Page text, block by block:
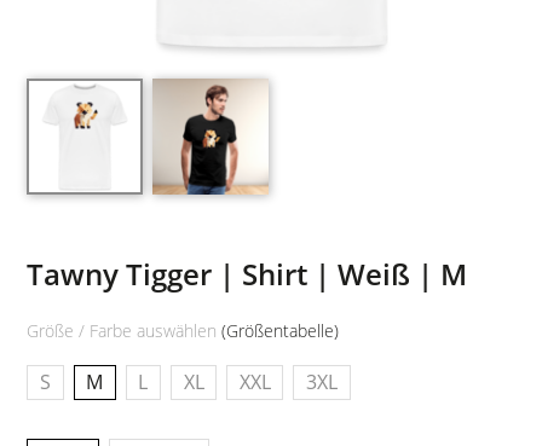
Tawny Tigger | Shirt | Weiß | M
Größe / Farbe auswählen(Größentabelle)
S M L XL XXL 3XL